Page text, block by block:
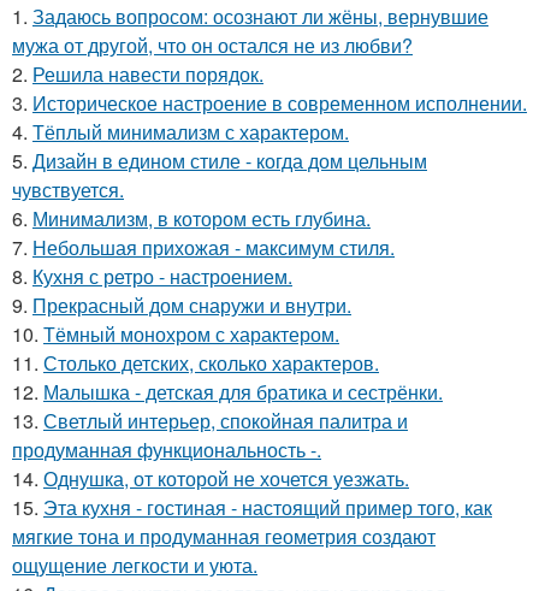
1. Задаюсь вопросом: осознают ли жёны, вернувшие
мужа от другой, что он остался не из любви?
2. Решила навести порядок.
3. Историческое настроение в современном исполнении.
4. Тёплый минимализм с характером.
5. Дизайн в едином стиле - когда дом цельным
чувствуется.
6. Минимализм, в котором есть глубина.
7. Небольшая прихожая - максимум стиля.
8. Кухня с ретро - настроением.
9. Прекрасный дом снаружи и внутри.
10. Тёмный монохром с характером.
11. Столько детских, сколько характеров.
12. Малышка - детская для братика и сестрёнки.
13. Светлый интерьер, спокойная палитра и
продуманная функциональность -.
14. Однушка, от которой не хочется уезжать.
15. Эта кухня - гостиная - настоящий пример того, как
мягкие тона и продуманная геометрия создают
ощущение легкости и уюта.